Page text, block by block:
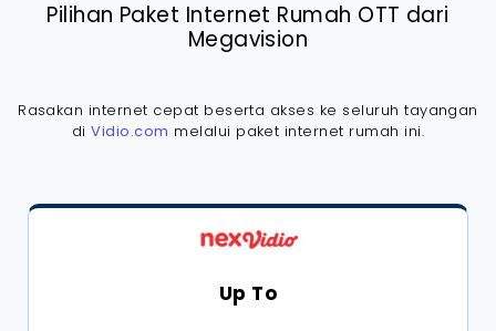
Pilihan Paket Internet Rumah OTT dari
Megavision
Rasakan internet cepat beserta akses ke seluruh tayangan
diVidio.com melalui paket internet rumah ini.
Up To